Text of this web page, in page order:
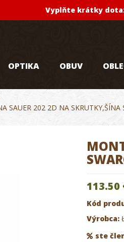
Vyplňte krátky
OPTIKA OBUV
SAUER 202 2D NA SKRUTKY,ŠÍNA
113.50
Kód
Výrobca:
ste